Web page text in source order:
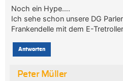
Noch ein Hype….
Ich sehe schon unsere DG
Frankendelle mit dem E-
Antworten
Peter Müller